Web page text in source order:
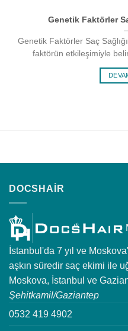
Genetik Faktörler
Genetik Faktörler Saç
faktörün etkileşimiyle
DOCSHAIR
İstanbul'da 7 yıl ve
aşkın süredir saç ekimi ile
Moskova, İstanbul ve
Şehitkamil/Gaziantep
0532 419 4902